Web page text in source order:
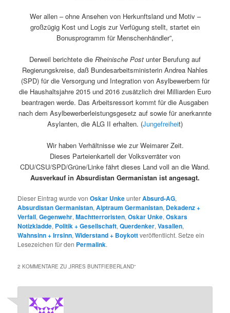
Wer allen – ohne Ansehen von Herkunftsland und Motiv –
großzügig Kost und Logis zur Verfügung stellt, startet ein
Bonusprogramm für Menschenhändler”,
Derweil berichtete die Rheinische Post unter Berufung auf
Regierungskreise, daß Bundesarbeitsministerin Andrea Nahles
(SPD) für die Versorgung und Integration von Asylbewerbern für
die Haushaltsjahre 2015 und 2016 zusätzlich drei Milliarden Euro
beantragen werde. Das Arbeitsressort kommt für die Ausgaben
nach dem Asylbewerberleistungsgesetz auf sowie für anerkannte
Asylanten, die ALG II erhalten. (Jungefreiheit)
Wir haben Verhältnisse wie zur Weimarer Zeit.
Dieses Parteienkartell der Volksverräter von
CDU/CSU/SPD/Grüne/Linke fährt dieses Land voll an die Wand.
Ausverkauf in Absurdistan Germanistan ist angesagt.
Dieser Eintrag wurde vonOskar UnkeunterAbsurd-AG,
Absurdistan Germanistan,Alptraum Germanistan, Dekadenz +
Verfall,Gegenwehr,Machtterroristen,Oskar Unke,Oskars
Notizkladde, Politik + Gesellschaft,Querdenker,Vasallen,
Wahnsinn + Irrsinn,Widerstand + Boykottveröffentlicht. Setze ein
Lesezeichen für den Permalink.
2 KOMMENTARE ZU „IRRES BUNTFIEBERLAND“